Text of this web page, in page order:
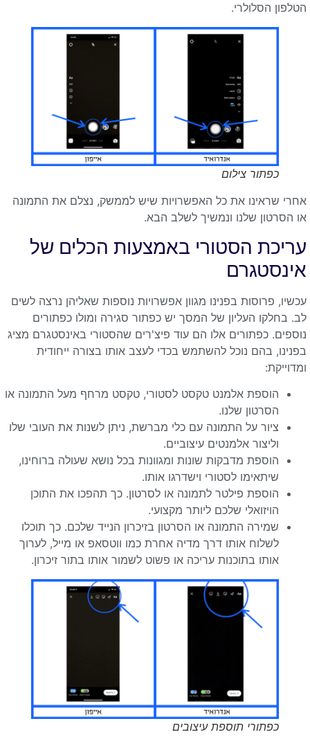
הטלפון הסלולרי.
כפתור צילום
אחרי שראינו את כל האפשרויות שיש לממשק, נצלם את התמונה
או הסרטון שלנו ונמשיך לשלב הבא.
עריכת הסטורי באמצעות הכלים של
אינסטגרם
עכשיו, פרוסות בפנינו מגוון אפשרויות נוספות שאליהן נרצה לשים
לב. בחלקו העליון של המסך יש כפתור סגירה ומולו כפתורים
נוספים. כפתורים אלו הם עוד פיצ'רים שהסטורי באינסטגרם מציג
בפנינו, בהם נוכל להשתמש בכדי לעצב אותו בצורה ייחודית
ומדוייקת:
הוספת אלמנט טקסט לסטורי, טקסט מרחף מעל התמונה או
הסרטון שלנו.
ציור על התמונה עם כלי מברשת, ניתן לשנות את העובי שלו
וליצור אלמנטים עיצוביים.
הוספת מדבקות שונות ומגוונות בכל נושא שעולה ברוחינו,
שיתאימו לסטורי וישדרגו אותו.
הוספת פילטר לתמונה או לסרטון. כך תהפכו את התוכן
הויזואלי שלכם ליותר מקצועי.
שמירה התמונה או הסרטון בזיכרון הנייד שלכם. כך תוכלו
לשלוח אותו דרך מדיה אחרת כמו ווטסאפ או מייל, לערוך
אותו בתוכנות עריכה או פשוט לשמור אותו בתור זיכרון.
כפתורי תוספת עיצובים